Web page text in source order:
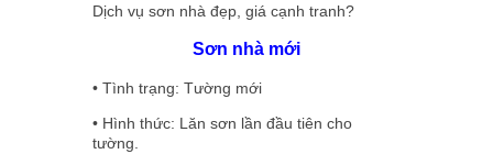
Dịch vụ sơn nhà đẹp, giá cạnh tranh?
Sơn nhà mới
• Tình trạng: Tường mới
• Hình thức: Lăn sơn lần đầu tiên cho
tường.